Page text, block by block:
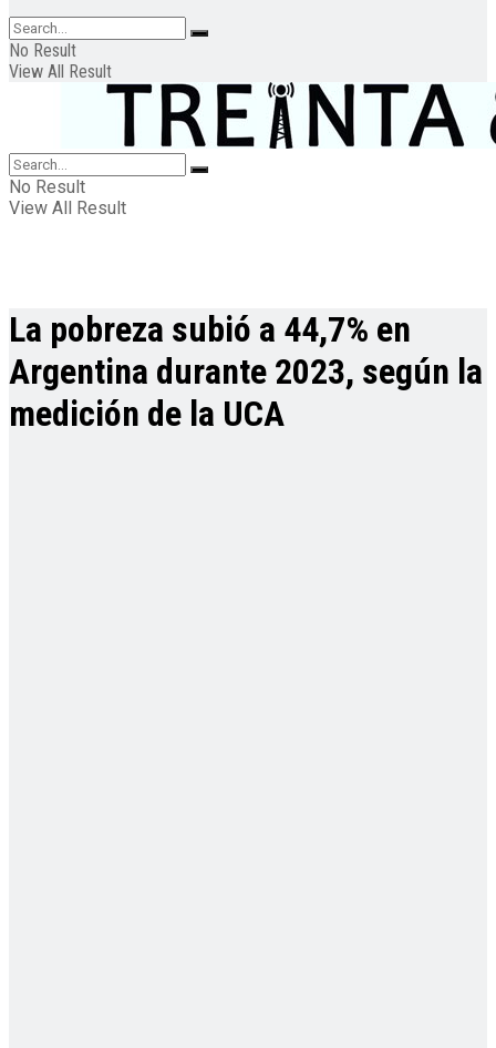
No Result
View All Result
No Result
View All Result
La pobreza subió a 44,7% en
Argentina durante 2023, según la
medición de la UCA